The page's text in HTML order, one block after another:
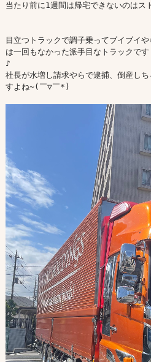
当たり前に1週間は帰宅できないのはス
目立つトラックで調子乗ってブイブイ
は一回もなかった派手目なトラックです
♪
社長が水増し請求やらで逮捕、倒産し
すよね~(￣▽￣*)